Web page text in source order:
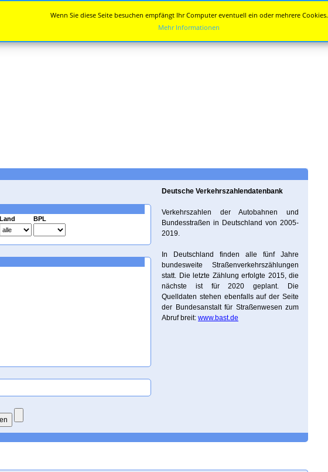
Land BPL
Deutsche Verkehrszahlendatenbank
Verkehrszahlen der Autobahnen und
Bundesstraßen in Deutschland von 2005-
2019.
In Deutschland finden alle fünf Jahre
bundesweite Straßenverkehrszählungen
statt. Die letzte Zählung erfolgte 2015, die
nächste ist für 2020 geplant. Die
Quelldaten stehen ebenfalls auf der Seite
der Bundesanstalt für Straßenwesen zum
Abruf breit: www.bast.de
Wenn Sie diese Seite besuchen empfängt Ihr Computer eventuell ein oder mehrere Cookies.
Mehr Informationen